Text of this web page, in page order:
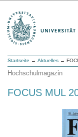
Startseite → Aktuelles →
Hochschulmagazin
FOCUS MUL